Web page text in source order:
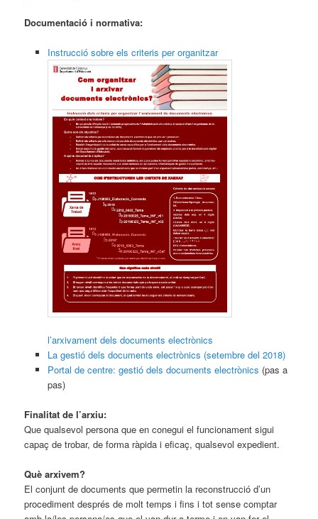
Documentació i normativa:
Instrucció sobre els criteris per organitzar
l’arxivament dels documents electrònics
La gestió dels documents electrònics (setembre del 2018)
Portal de centre: gestió dels documents electrònics (pas a
pas)
Finalitat de l’arxiu:
Que qualsevol persona que en conegui el funcionament sigui
capaç de trobar, de forma ràpida i eficaç, qualsevol expedient.
Què arxivem?
El conjunt de documents que permetin la reconstrucció d’un
procediment després de molt temps i fins i tot sense comptar